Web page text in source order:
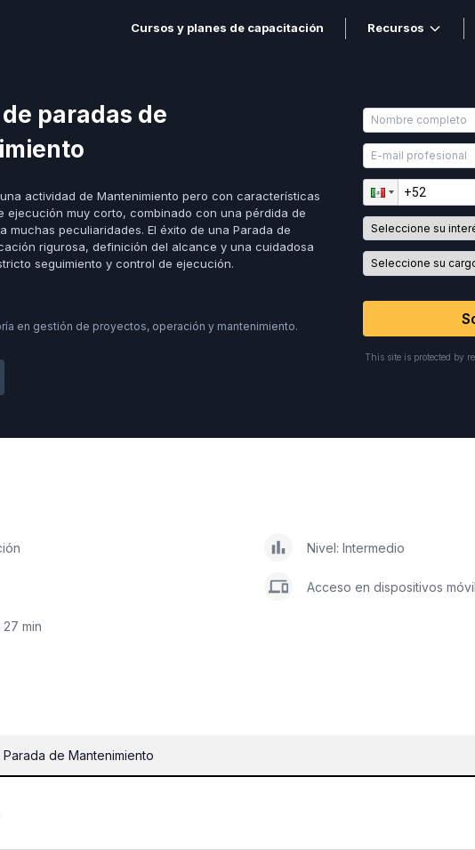
Cursos y planes de capacitación Recursos
paradas de
actividad de Mantenimiento pero con características
ejecución muy corto, combinado con una pérdida de
muchas peculiaridades. El éxito de una Parada de
rigurosa, definición del alcance y una cuidadosa
seguimiento y control de ejecución.
en gestión de proyectos, operación y mantenimiento.
This site is protected by
Nivel: Intermedio
Acceso en dispositivos
min
de Mantenimiento